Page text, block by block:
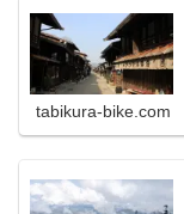
tabikura-bike.com